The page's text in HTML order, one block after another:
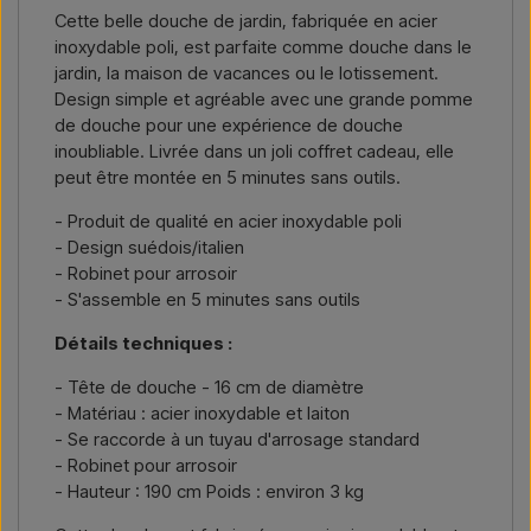
Il vous suffit d’indiquer l’article qui vous intéresse (référence ou
lien vers l’article) ainsi que les adresses de facturation et de
livraison, et vous recevrez une offre.
Nous écrire → Nous appeler →
Cette belle douche de jardin, fabriquée en acier
inoxydable poli, est parfaite comme douche dans le
jardin, la maison de vacances ou le lotissement.
Design simple et agréable avec une grande pomme
de douche pour une expérience de douche
inoubliable. Livrée dans un joli coffret cadeau, elle
peut être montée en 5 minutes sans outils.
- Produit de qualité en acier inoxydable poli
- Design suédois/italien
- Robinet pour arrosoir
- S'assemble en 5 minutes sans outils
Détails techniques :
- Tête de douche - 16 cm de diamètre
- Matériau : acier inoxydable et laiton
- Se raccorde à un tuyau d'arrosage standard
- Robinet pour arrosoir
- Hauteur : 190 cm Poids : environ 3 kg